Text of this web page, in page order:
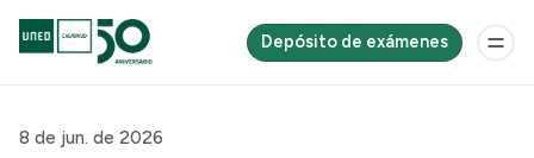
Depósito de exámenes
8 de jun. de 2026